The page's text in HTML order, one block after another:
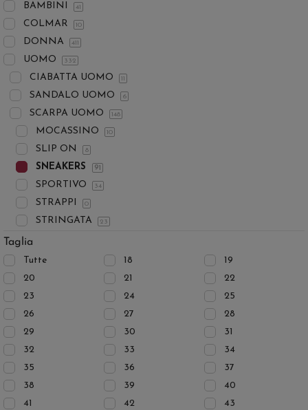
BAMBINI 41
COLMAR 10
DONNA 411
UOMO 332
CIABATTA UOMO 11
SANDALO UOMO 6
SCARPA UOMO 148
MOCASSINO 10
SLIP ON 8
SNEAKERS 91
SPORTIVO 34
STRAPPI 0
STRINGATA 23
Taglia
Tutte 18
19
20
21
22
23
24
25
26
27
28
29
30
31
32
33
34
35
36
37
38
39
40
41
42
43